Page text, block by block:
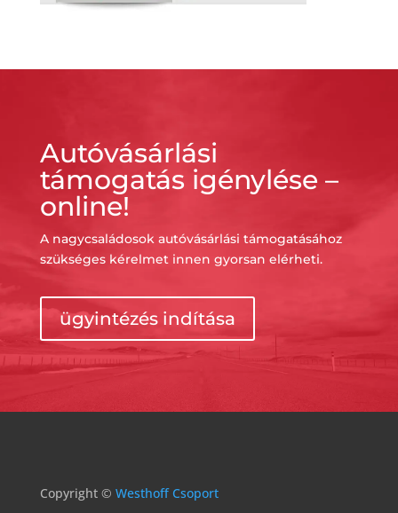
Autóvásárlási
támogatás igénylése –
online!
A nagycsaládosok autóvásárlási támogatásához
szükséges kérelmet innen gyorsan elérheti.
ügyintézés indítása
Copyright © Westhoff Csoport